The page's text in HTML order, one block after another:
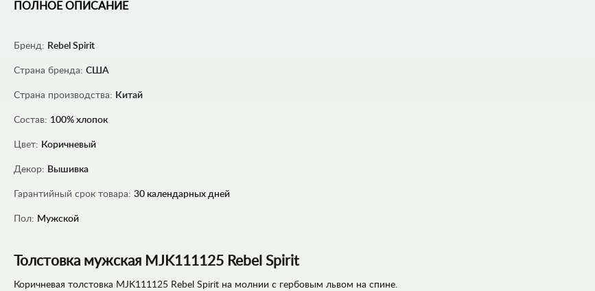
ПОЛНОЕ ОПИСАНИЕ
Бренд: Rebel Spirit
Страна бренда: США
Страна производства: Китай
Состав: 100% хлопок
Цвет: Коричневый
Декор: Вышивка
Гарантийный срок товара: 30 календарных дней
Пол: Мужской
Толстовка мужская MJK111125 Rebel Spirit
Коричневая толстовка MJK111125 Rebel Spirit на молнии c гербовым львом на спине.